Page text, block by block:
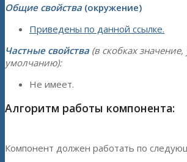
Общие свойства (окружение)
Приведены по данной ссылке.
Частные свойства (в скобках
умолчанию):
Не имеет.
Алгоритм работы компонента:
Компонент должен работать по